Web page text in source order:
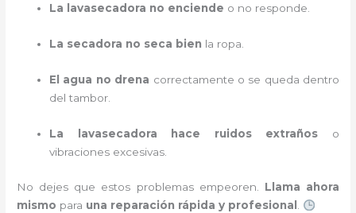
La lavasecadora no enciende o no responde.
La secadora no seca bien la ropa.
El agua no drena correctamente o se queda dentro
del tambor.
La lavasecadora hace ruidos extraños o
vibraciones excesivas.
No dejes que estos problemas empeoren. Llama ahora
mismo para una reparación rápida y profesional .